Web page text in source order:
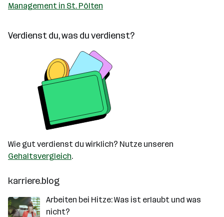
Management in St. Pölten
Verdienst du, was du verdienst?
Wie gut verdienst du wirklich? Nutze unseren
Gehaltsvergleich.
karriere.blog
Arbeiten bei Hitze: Was ist erlaubt und was
nicht?